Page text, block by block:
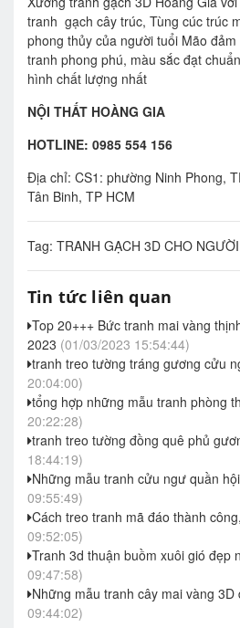
tranh gạch cây trúc, Tùng cúc trúc
phong thủy của người tuổi Mão
tranh phong phú, màu sắc đạt
hình chất lượng nhất
NỘI THẤT HOÀNG GIA
HOTLINE: 0985 554 156
Địa chỉ: CS1: phường Ninh Phong,
Tân Binh, TP HCM
Tag: TRANH GẠCH 3D CHO
Tin tức liên quan
Top 20+++ Bức tranh mai vàng
2023 (01/03/2023 15:54:44)
tranh treo tường tráng gương cửu
20:04:00)
tổng hợp những mẫu tranh phòng
20:22:28)
tranh treo tường đồng quê phủ
18:44:19)
Những mẫu tranh cửu ngư quần
09:55:49)
Cách treo tranh mã đáo thành
09:52:05)
Tranh 3d thuận buồm xuôi gió đẹp
09:47:58)
Những mẫu tranh cây mai vàng 3D
09:44:02)